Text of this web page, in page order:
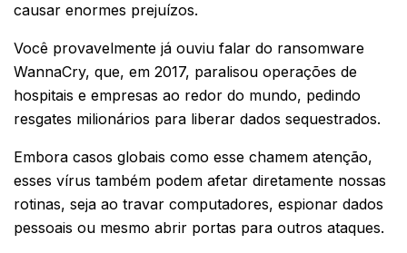
causar enormes prejuízos.
Você provavelmente já ouviu falar do ransomware
WannaCry, que, em 2017, paralisou operações de
hospitais e empresas ao redor do mundo, pedindo
resgates milionários para liberar dados sequestrados.
Embora casos globais como esse chamem atenção,
esses vírus também podem afetar diretamente nossas
rotinas, seja ao travar computadores, espionar dados
pessoais ou mesmo abrir portas para outros ataques.